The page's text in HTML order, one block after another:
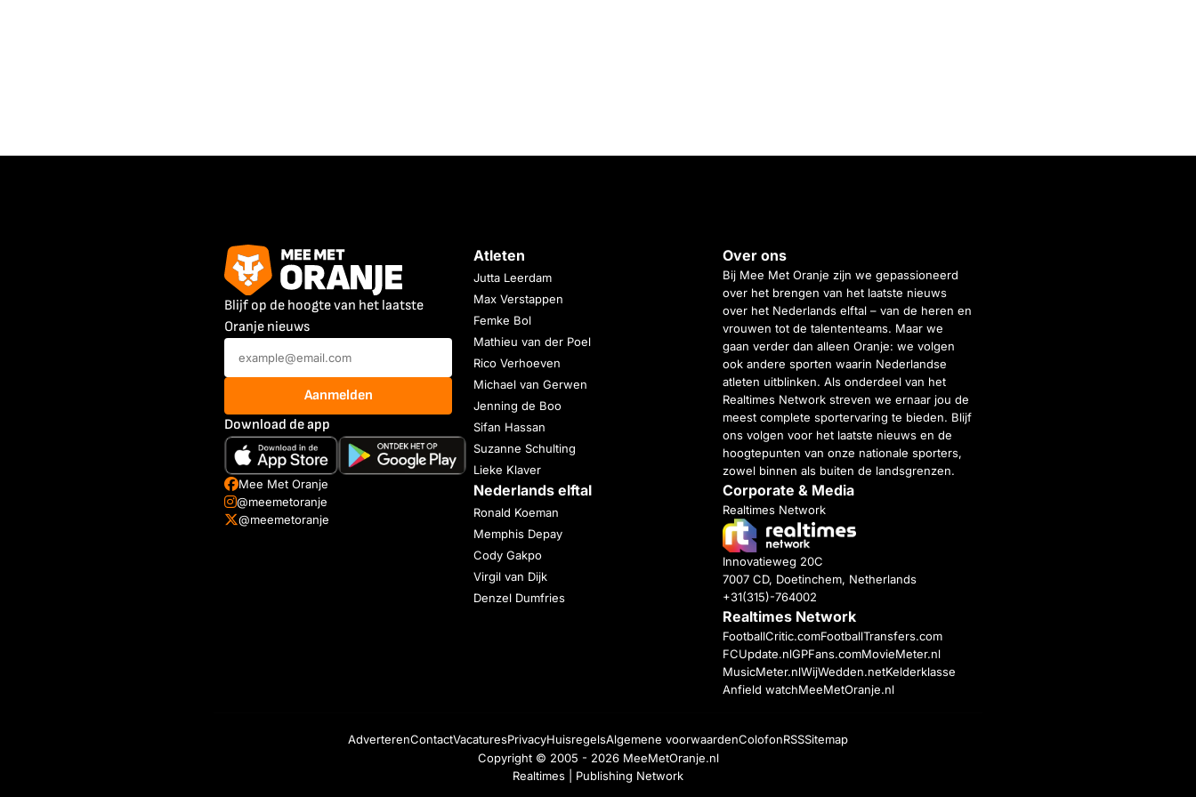
Blijf op de hoogte van het laatste
Oranje nieuws
Aanmelden
Download de app
Mee Met Oranje
@meemetoranje
@meemetoranje
Atleten
Jutta Leerdam
Max Verstappen
Femke Bol
Mathieu van der Poel
Rico Verhoeven
Michael van Gerwen
Jenning de Boo
Sifan Hassan
Suzanne Schulting
Lieke Klaver
Nederlands elftal
Ronald Koeman
Memphis Depay
Cody Gakpo
Virgil van Dijk
Denzel Dumfries
Over ons
Bij Mee Met Oranje zijn we gepassioneerd
over het brengen van het laatste nieuws
over het Nederlands elftal – van de heren en
vrouwen tot de talententeams. Maar we
gaan verder dan alleen Oranje: we volgen
ook andere sporten waarin Nederlandse
atleten uitblinken. Als onderdeel van het
Realtimes Network streven we ernaar jou de
meest complete sportervaring te bieden. Blijf
ons volgen voor het laatste nieuws en de
hoogtepunten van onze nationale sporters,
zowel binnen als buiten de landsgrenzen.
Corporate & Media
Realtimes Network
Innovatieweg 20C
7007 CD, Doetinchem, Netherlands
+31(315)-764002
Realtimes Network
FootballCritic.comFootballTransfers.com
FCUpdate.nlGPFans.comMovieMeter.nl
MusicMeter.nlWijWedden.netKelderklasse
Anfield watchMeeMetOranje.nl
AdverterenContactVacaturesPrivacyHuisregelsAlgemene voorwaardenColofonRSSSitemap
Copyright © 2005 - 2026 MeeMetOranje.nl
Realtimes | Publishing Network